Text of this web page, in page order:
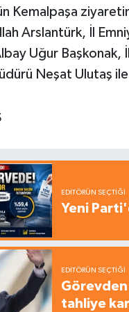
Kemalpaşa
Arslantürk, İl
Uğur Başkonak,
Neşat Ulutaş
EDITÖRÜN SEÇTIĞI
Yeni
EDITÖRÜN SEÇTIĞI
Görevden
tahliye